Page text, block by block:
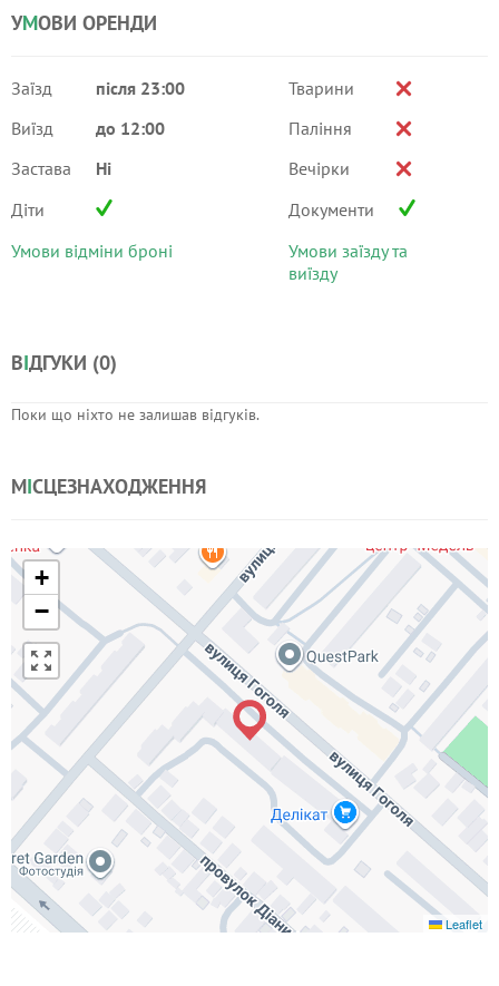
УМОВИ ОРЕНДИ
Заїзд
після 23:00
Виїзд
до 12:00
Застава
Ні
Діти
Умови відміни броні
Тварини
Паління
Вечірки
Документи
Умови заїзду та
виїзду
ВІДГУКИ (0)
Поки що ніхто не залишав відгуків.
МІСЦЕЗНАХОДЖЕННЯ
+
−
Leaflet